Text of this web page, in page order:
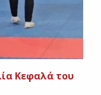
Κεφαλά του